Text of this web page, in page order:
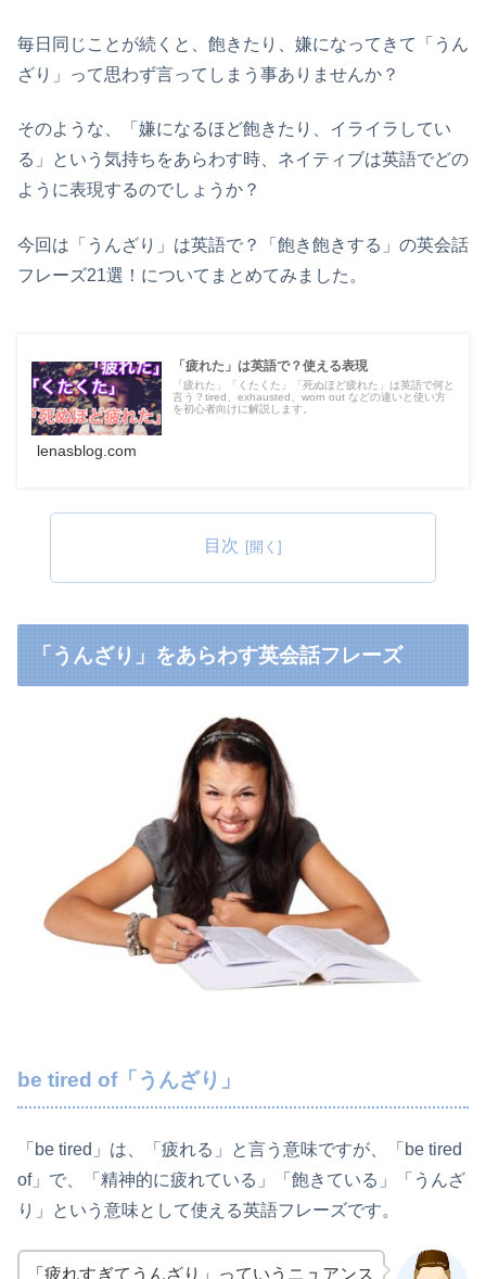
毎日同じことが続くと、飽きたり、嫌になってきて「うん
ざり」って思わず言ってしまう事ありませんか？
そのような、「嫌になるほど飽きたり、イライラしてい
る」という気持ちをあらわす時、ネイティブは英語でどの
ように表現するのでしょうか？
今回は「うんざり」は英語で？「飽き飽きする」の英会話
フレーズ21選！についてまとめてみました。
「疲れた」は英語で？使える表現
「疲れた」「くたくた」「死ぬほど疲れた」は英語で何と
言う？tired、exhausted、worn out などの違いと使い方
を初心者向けに解説します。
lenasblog.com
目次
「うんざり」をあらわす英会話フレーズ
be tired of「うんざり」
「be tired」は、「疲れる」と言う意味ですが、「be tired
of」で、「精神的に疲れている」「飽きている」「うんざ
り」という意味として使える英語フレーズです。
「疲れすぎてうんざり」っていうニュアンス